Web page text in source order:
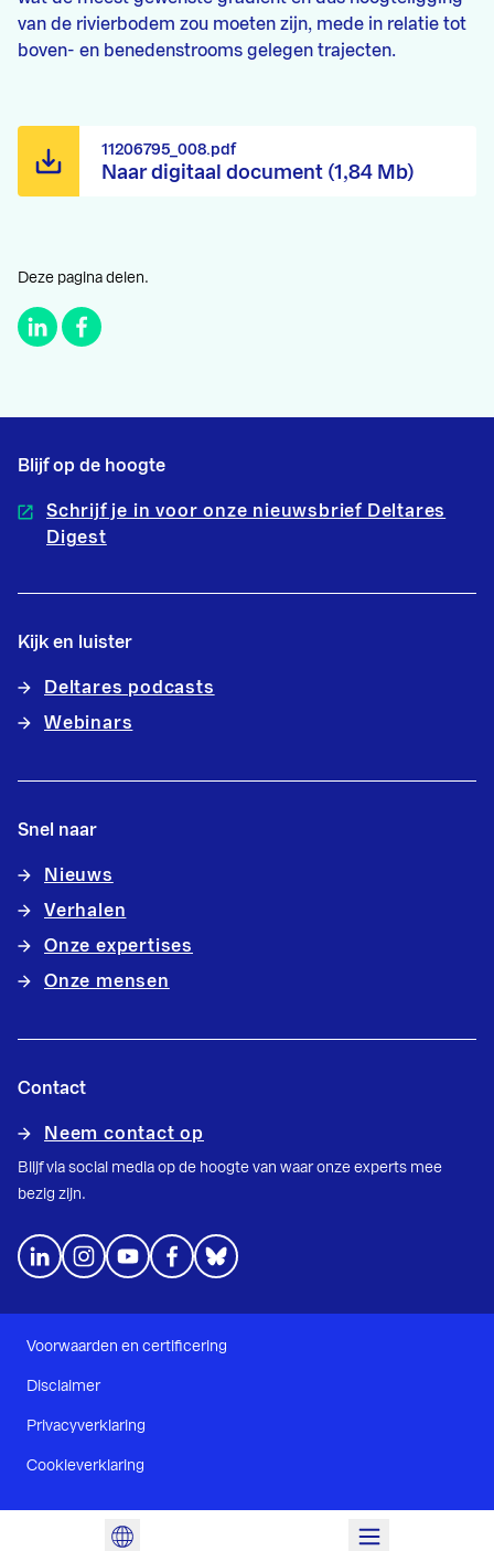
van de rivierbodem zou moeten zijn, mede in relatie tot
boven- en benedenstrooms gelegen trajecten.
Naar digitaal document (1,84 Mb)
11206795_008.pdf
Deze pagina delen.
Blijf op de hoogte
Schrijf je in voor onze nieuwsbrief Deltares
Digest
Kijk en luister
Deltares podcasts
Webinars
Snel naar
Nieuws
Verhalen
Onze expertises
Onze mensen
Contact
Neem contact op
Blijf via social media op de hoogte van waar onze experts mee
bezig zijn.
Voorwaarden en certificering
Disclaimer
Privacyverklaring
Cookieverklaring